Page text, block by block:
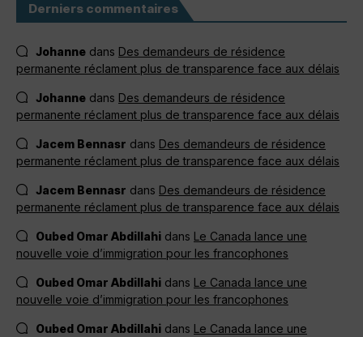
Derniers commentaires
Johanne dans Des demandeurs de résidence
permanente réclament plus de transparence face aux délais
Johanne dans Des demandeurs de résidence
permanente réclament plus de transparence face aux délais
Jacem Bennasr dans Des demandeurs de résidence
permanente réclament plus de transparence face aux délais
Jacem Bennasr dans Des demandeurs de résidence
permanente réclament plus de transparence face aux délais
Oubed Omar Abdillahi dans Le Canada lance une
nouvelle voie d’immigration pour les francophones
Oubed Omar Abdillahi dans Le Canada lance une
nouvelle voie d’immigration pour les francophones
Oubed Omar Abdillahi dans Le Canada lance une